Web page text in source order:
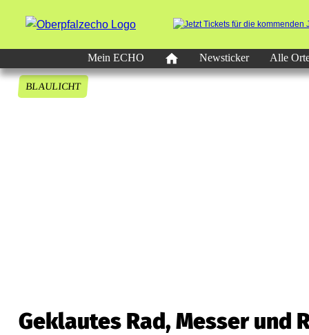
Mein ECHO
Newsticker Alle
BLAULICHT
Geklautes Rad, Messer und